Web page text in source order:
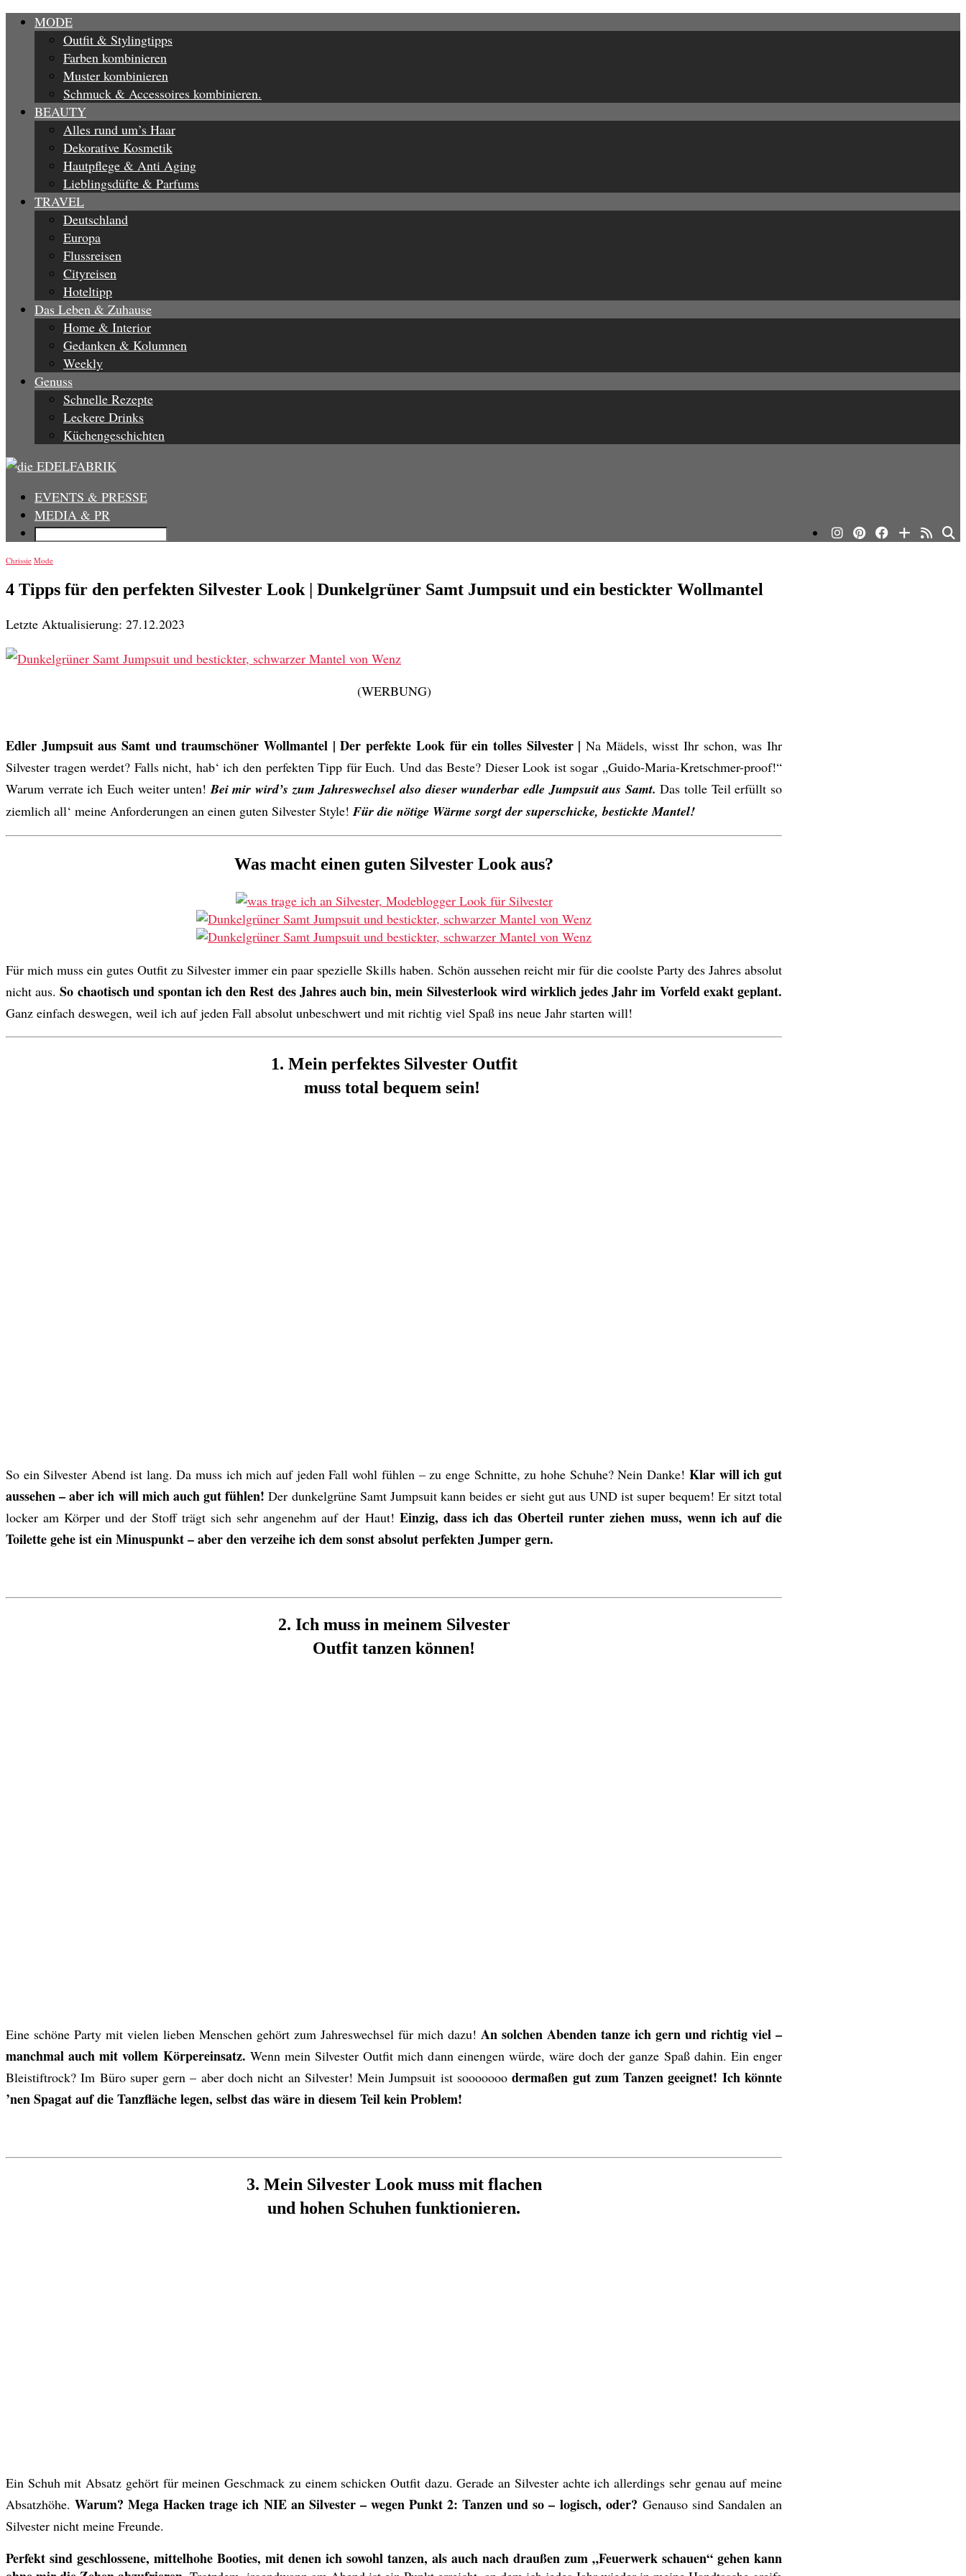
MODE
Outfit & Stylingtipps
Farben kombinieren
Muster kombinieren
Schmuck & Accessoires kombinieren.
BEAUTY
Alles rund um’s Haar
Dekorative Kosmetik
Hautpflege & Anti Aging
Lieblingsdüfte & Parfums
TRAVEL
Deutschland
Europa
Flussreisen
Cityreisen
Hoteltipp
Das Leben & Zuhause
Home & Interior
Gedanken & Kolumnen
Weekly
Genuss
Schnelle Rezepte
Leckere Drinks
Küchengeschichten
EVENTS & PRESSE
MEDIA & PR
Chrissie Mode
4 Tipps für den perfekten Silvester Look | Dunkelgrüner Samt Jumpsuit und ein bestickter Wollmantel
Letzte Aktualisierung: 27.12.2023
(WERBUNG)
Edler Jumpsuit aus Samt und traumschöner Wollmantel | Der perfekte Look für ein tolles Silvester | Na Mädels, wisst Ihr schon, was Ihr
Silvester tragen werdet? Falls nicht, hab‘ ich den perfekten Tipp für Euch. Und das Beste? Dieser Look ist sogar „Guido-Maria-Kretschmer-proof!“
Warum verrate ich Euch weiter unten! Bei mir wird’s zum Jahreswechsel also dieser wunderbar edle Jumpsuit aus Samt.Das tolle Teil erfüllt so
ziemlich all‘ meine Anforderungen an einen guten Silvester Style!Für die nötige Wärme sorgt der superschicke, bestickte Mantel!
Was macht einen guten Silvester Look aus?
Für mich muss ein gutes Outfit zu Silvester immer ein paar spezielle Skills haben. Schön aussehen reicht mir für die coolste Party des Jahres absolut
nicht aus.So chaotisch und spontan ich den Rest des Jahres auch bin, mein Silvesterlook wird wirklich jedes Jahr im Vorfeld exakt geplant.
Ganz einfach deswegen, weil ich auf jeden Fall absolut unbeschwert und mit richtig viel Spaß ins neue Jahr starten will!
1. Mein perfektes Silvester Outfit
muss total bequem sein!
So ein Silvester Abend ist lang. Da muss ich mich auf jeden Fall wohl fühlen – zu enge Schnitte, zu hohe Schuhe? Nein Danke! Klar will ich gut
aussehen – aber ich will mich auch gut fühlen!Der dunkelgrüne Samt Jumpsuit kann beides er sieht gut aus UND ist super bequem! Er sitzt total
locker am Körper und der Stoff trägt sich sehr angenehm auf der Haut! Einzig, dass ich das Oberteil runter ziehen muss, wenn ich auf die
Toilette gehe ist ein Minuspunkt – aber den verzeihe ich dem sonst absolut perfekten Jumper gern.
2. Ich muss in meinem Silvester
Outfit tanzen können!
Eine schöne Party mit vielen lieben Menschen gehört zum Jahreswechsel für mich dazu! An solchen Abenden tanze ich gern und richtig viel –
manchmal auch mit vollem Körpereinsatz. Wenn mein Silvester Outfit mich dann einengen würde, wäre doch der ganze Spaß dahin. Ein enger
Bleistiftrock? Im Büro super gern – aber doch nicht an Silvester! Mein Jumpsuit ist sooooooodermaßen gut zum Tanzen geeignet! Ich könnte
’nen Spagat auf die Tanzfläche legen, selbst das wäre in diesem Teil kein Problem!
3. Mein Silvester Look muss mit flachen
und hohen Schuhen funktionieren.
Ein Schuh mit Absatz gehört für meinen Geschmack zu einem schicken Outfit dazu. Gerade an Silvester achte ich allerdings sehr genau auf meine
Absatzhöhe.Warum? Mega Hacken trage ich NIE an Silvester – wegen Punkt 2: Tanzen und so – logisch, oder? Genauso sind Sandalen an
Silvester nicht meine Freunde.
Perfekt sind geschlossene, mittelhohe Booties, mit denen ich sowohl tanzen, als auch nach draußen zum „Feuerwerk schauen“ gehen kann